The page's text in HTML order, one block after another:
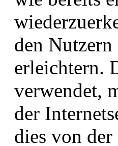
den
erleichtern.
verwendet,
der
dies von